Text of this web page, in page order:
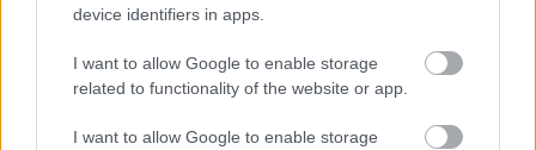
device identifiers in apps.
I want to allow Google to enable storage
related to functionality of the website or app.
I want to allow Google to enable storage